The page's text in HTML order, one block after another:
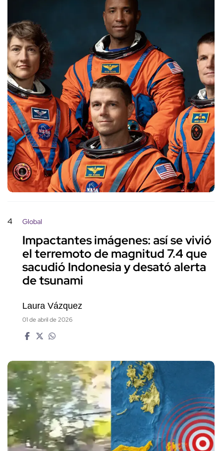
4 Global
Impactantes imágenes: así se vivió
el terremoto de magnitud 7.4 que
sacudió Indonesia y desató alerta
de tsunami
Laura Vázquez
01 de abril de 2026